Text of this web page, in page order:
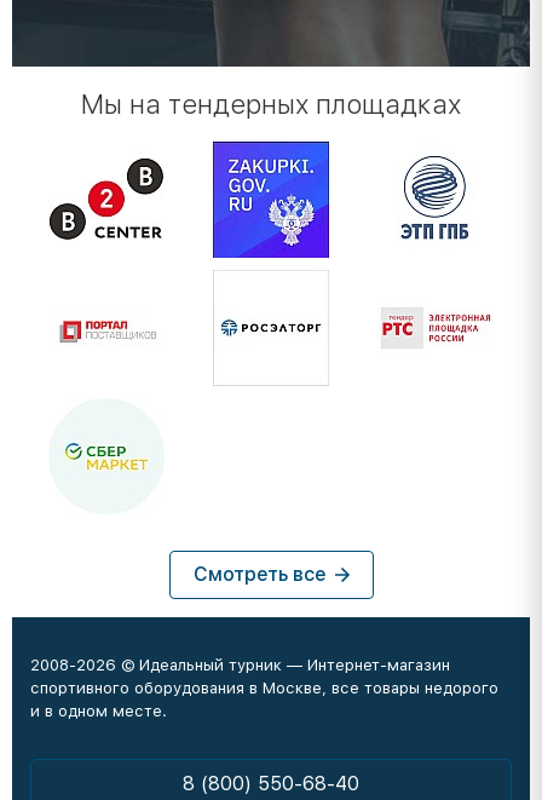
Мы на тендерных площадках
Смотреть все
2008-2026 © Идеальный турник — Интернет-магазин
спортивного оборудования в Москве, все товары недорого
и в одном месте.
8 (800) 550-68-40